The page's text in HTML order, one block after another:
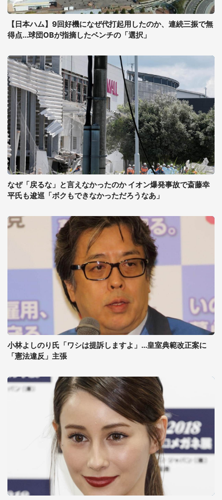
【日本ハム】9回好機になぜ代打起用したのか、連続三振で無
得点...球団OBが指摘したベンチの「選択」
なぜ「戻るな」と言えなかったのか イオン爆発事故で斎藤幸
平氏も逡巡「ボクもできなかっただろうなあ」
小林よしのり氏「ワシは提訴しますよ」...皇室典範改正案に
「憲法違反」主張